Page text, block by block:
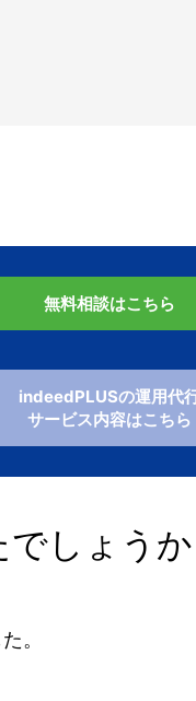
無料相談はこちら
indeedPLUSの運用代
サービス内容はこちら
でしょう
。